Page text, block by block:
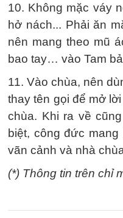
10. Không mặc váy
hở nách... Phải ăn
nên mang theo mũ
bao tay… vào Tam
11. Vào chùa, nên
thay tên gọi để mở
chùa. Khi ra về
biệt, công đức
vãn cảnh và nhà
(*) Thông tin trên chỉ